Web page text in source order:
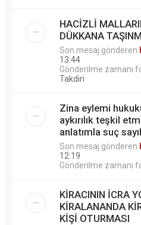
HACİZLİ
DÜKKANA
Son mesaj gönderen
13:44
Gönderilme zamanı
Takdiri
Zina eylemi
aykırılık teşkil
anlatımla suç
Son mesaj gönderen
12:19
Gönderilme zamanı
KİRACININ İCRA
KİRALANANDA
KİŞİ OTURMASI